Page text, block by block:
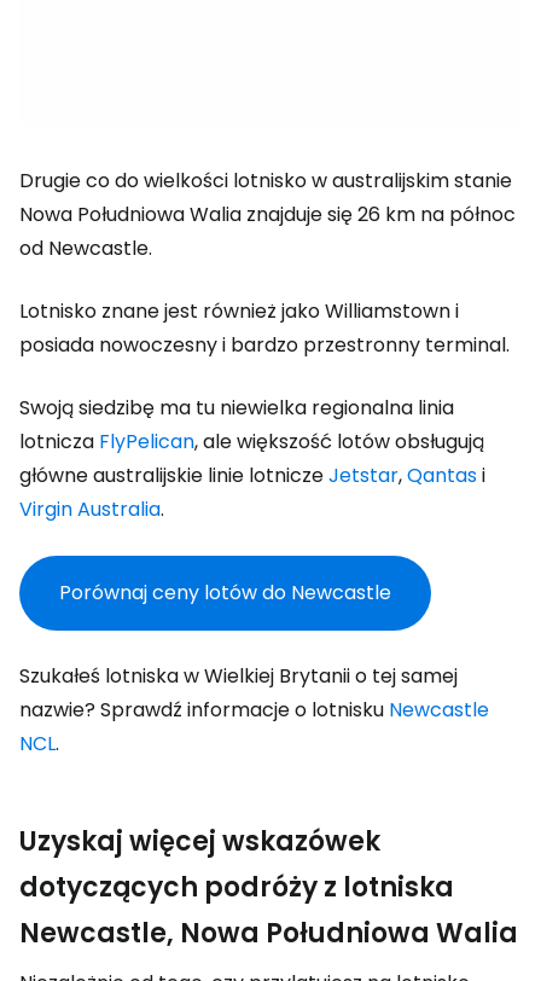
Drugie co do wielkości lotnisko w australijskim stanie
Nowa Południowa Walia znajduje się 26 km na północ
od Newcastle.
Lotnisko znane jest również jako Williamstown i
posiada nowoczesny i bardzo przestronny terminal.
Swoją siedzibę ma tu niewielka regionalna linia
lotnicza FlyPelican, ale większość lotów obsługują
główne australijskie linie lotniczeJetstar,Qantasi
Virgin Australia.
Porównaj ceny lotów do Newcastle
Szukałeś lotniska w Wielkiej Brytanii o tej samej
nazwie? Sprawdź informacje o lotnisku Newcastle
NCL.
Uzyskaj więcej wskazówek
dotyczących podróży z lotniska
Newcastle, Nowa Południowa Walia